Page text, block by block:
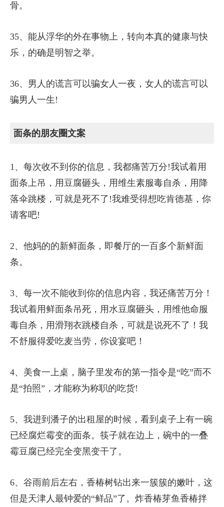
骨。
35、能从浮华的外在事物上，转向本真的健康与快
乐，的确是明智之举。
36、男人的谎言可以骗女人一夜，女人的谎言可以
骗男人一生!
面条的朋友圈文案
1、每次收不到你的信息，我都痛苦万分!我试着用
面条上吊，用豆腐砸头，用维生素服毒自杀，用降
落伞跳楼，可就是死不了!我难受得想吃肯德基，你
请客吧!
2、他妈的的新鲜面条，即餐厅的一百多个新鲜面
条。
3、每一次不能收到你的信息内容，我还痛苦万分！
我试着用鲜面条吊死，用水豆腐砸头，用维他命服
毒自杀，用滑翔衣跳楼自杀，可就是说死不了！我
不舒服得爱吃麦当劳，你设宴吧！
4、美食一上桌，脑子里发布的第一指令是“吃”而不
是“拍照”，才能称为称职的吃货!
5、我进到潘子的出租屋的时候，看到桌子上有一碗
已经腐烂霉变的面条。筷子就在边上，碗中的一叠
霉豆腐已经完全变黑变干了。
6、谷雨前后左右，香椿树钻出来一簇簇的嫩叶，这
但是天津人最钟爱的“鲜品”了。炸香椿芽鱼香椿拌